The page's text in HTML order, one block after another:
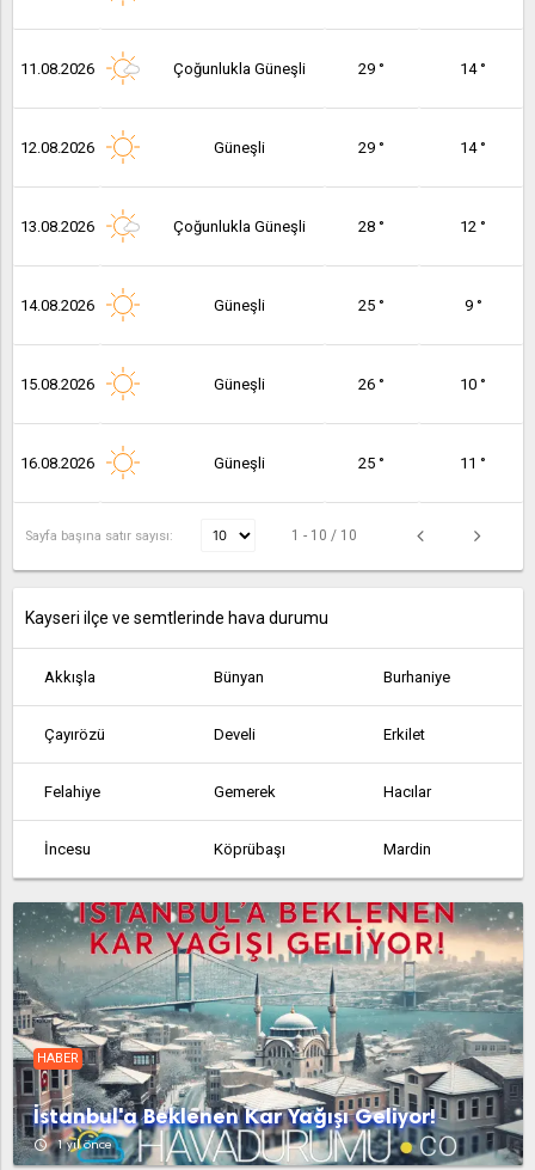
11.08.2026 Çoğunlukla Güneşli 29 ° 14 °
12.08.2026 Güneşli 29 ° 14 °
13.08.2026 Çoğunlukla Güneşli 28 ° 12 °
14.08.2026 Güneşli 25 ° 9 °
15.08.2026 Güneşli 26 ° 10 °
16.08.2026 Güneşli 25 ° 11 °
Sayfa başına satır sayısı: 1 - 10 / 10
Kayseri ilçe ve semtlerinde hava durumu
Akkışla Bünyan Burhaniye
Çayırözü Develi Erkilet
Felahiye Gemerek Hacılar
İncesu Köprübaşı Mardin
Olukkaya Pınarbaşı Şahmelik
Sarıoğlan Sarız Talas
Tomarza Yahyalı Yemliha
Yeniköy Yeşilhisar
HABER
İstanbul'a Beklenen Kar Yağışı Geliyor!
access_time 1 yıl önce